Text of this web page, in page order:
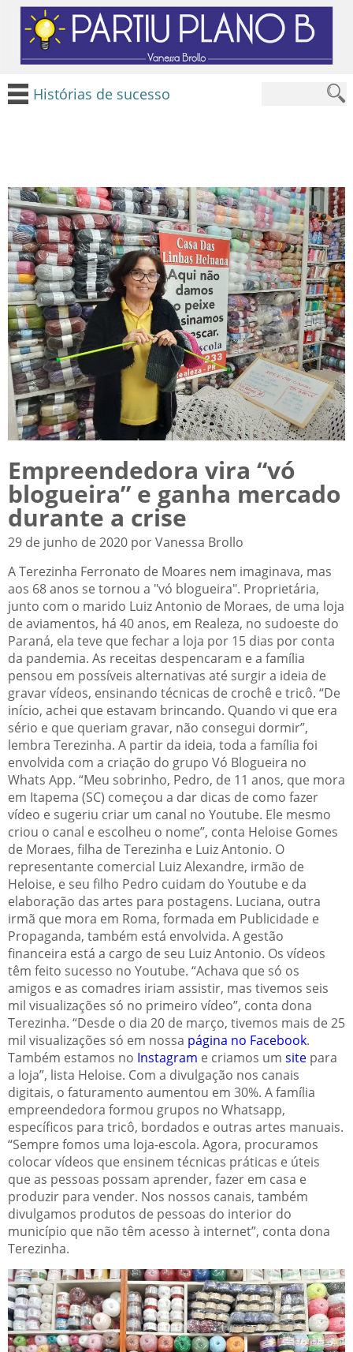
Histórias de sucesso
Empreendedora vira “vó
blogueira” e ganha mercado
durante a crise
29 de junho de 2020 por Vanessa Brollo
A Terezinha Ferronato de Moares nem imaginava, mas
aos 68 anos se tornou a "vó blogueira". Proprietária,
junto com o marido Luiz Antonio de Moraes, de uma loja
de aviamentos, há 40 anos, em Realeza, no sudoeste do
Paraná, ela teve que fechar a loja por 15 dias por conta
da pandemia. As receitas despencaram e a família
pensou em possíveis alternativas até surgir a ideia de
gravar vídeos, ensinando técnicas de crochê e tricô. “De
início, achei que estavam brincando. Quando vi que era
sério e que queriam gravar, não consegui dormir”,
lembra Terezinha. A partir da ideia, toda a família foi
envolvida com a criação do grupo Vó Blogueira no
Whats App. “Meu sobrinho, Pedro, de 11 anos, que mora
em Itapema (SC) começou a dar dicas de como fazer
vídeo e sugeriu criar um canal no Youtube. Ele mesmo
criou o canal e escolheu o nome”, conta Heloise Gomes
de Moraes, filha de Terezinha e Luiz Antonio. O
representante comercial Luiz Alexandre, irmão de
Heloise, e seu filho Pedro cuidam do Youtube e da
elaboração das artes para postagens. Luciana, outra
irmã que mora em Roma, formada em Publicidade e
Propaganda, também está envolvida. A gestão
financeira está a cargo de seu Luiz Antonio. Os vídeos
têm feito sucesso no Youtube. “Achava que só os
amigos e as comadres iriam assistir, mas tivemos seis
mil visualizações só no primeiro vídeo”, conta dona
Terezinha. “Desde o dia 20 de março, tivemos mais de 25
mil visualizações só em nossa página no Facebook.
Também estamos no Instagram e criamos um site para
a loja”, lista Heloise. Com a divulgação nos canais
digitais, o faturamento aumentou em 30%. A família
empreendedora formou grupos no Whatsapp,
específicos para tricô, bordados e outras artes manuais.
“Sempre fomos uma loja-escola. Agora, procuramos
colocar vídeos que ensinem técnicas práticas e úteis
que as pessoas possam aprender, fazer em casa e
produzir para vender. Nos nossos canais, também
divulgamos produtos de pessoas do interior do
município que não têm acesso à internet”, conta dona
Terezinha.